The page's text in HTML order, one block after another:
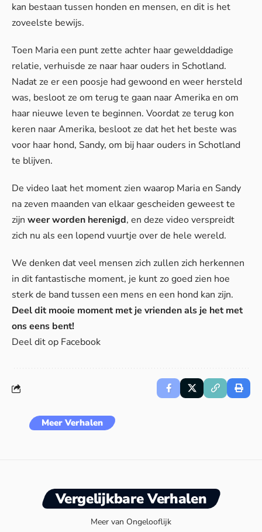
kan bestaan tussen honden en mensen, en dit is het
zoveelste bewijs.
Toen Maria een punt zette achter haar gewelddadige
relatie, verhuisde ze naar haar ouders in Schotland.
Nadat ze er een poosje had gewoond en weer hersteld
was, besloot ze om terug te gaan naar Amerika en om
haar nieuwe leven te beginnen. Voordat ze terug kon
keren naar Amerika, besloot ze dat het het beste was
voor haar hond, Sandy, om bij haar ouders in Schotland
te blijven.
De video laat het moment zien waarop Maria en Sandy
na zeven maanden van elkaar gescheiden geweest te
zijn weer worden herenigd, en deze video verspreidt
zich nu als een lopend vuurtje over de hele wereld.
We denken dat veel mensen zich zullen zich herkennen
in dit fantastische moment, je kunt zo goed zien hoe
sterk de band tussen een mens en een hond kan zijn.
Deel dit mooie moment met je vrienden als je het met
ons eens bent!
Deel dit op Facebook
Meer Verhalen
Vergelijkbare Verhalen
Meer van Ongelooflijk